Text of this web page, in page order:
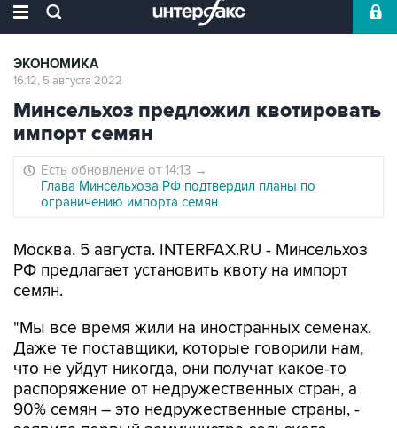
ЭКОНОМИКА
16:12, 5 августа 2022
Минсельхоз предложил квотировать
импорт семян
Есть обновление от 14:13 →
Глава Минсельхоза РФ подтвердил планы по
ограничению импорта семян
Москва. 5 августа. INTERFAX.RU - Минсельхоз
РФ предлагает установить квоту на импорт
семян.
"Мы все время жили на иностранных семенах.
Даже те поставщики, которые говорили нам,
что не уйдут никогда, они получат какое-то
распоряжение от недружественных стран, а
90% семян – это недружественные страны, -